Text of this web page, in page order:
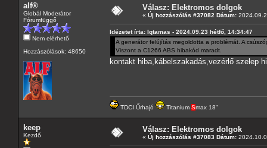
alf®
Globál Moderátor
Fórumfüggő
Nem elérhető
Hozzászólások: 48650
Válasz: Elektromos dolgok
« Új hozzászólás #37082 Dátum:
Idézetet írta: Iqtamas - 2024.09.23 hétfő, 14:34:47
A generátor felújítás megoldotta a problémát. A
Viszont a C1266 ABS hibakód maradt.
kontakt hiba,kábelszakadás,vezérlő szelep
TDCI Űrhajó Titanium Smax 18"
keep
Kezdő
Válasz: Elektromos dolgok
« Új hozzászólás #37083 Dátum: